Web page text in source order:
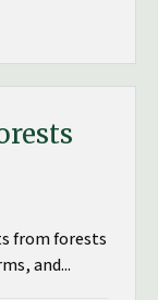
from forests
and...